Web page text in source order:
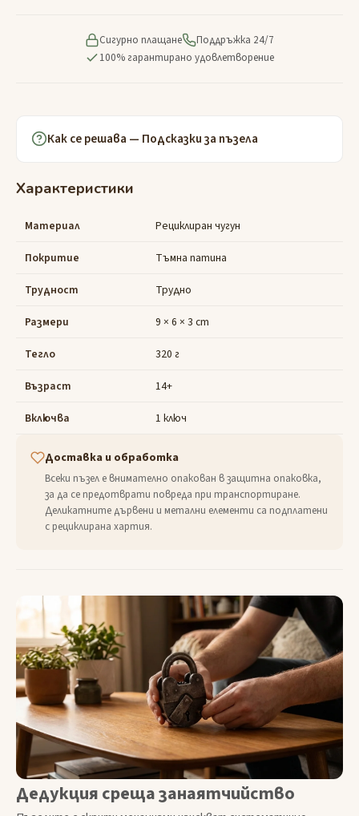
Сигурно плащане
Поддръжка 24/7
100% гарантирано удовлетворение
Как се решава — Подсказки за пъзела
Характеристики
Материал Рециклиран чугун
Покритие Тъмна патина
Трудност Трудно
Размери 9 × 6 × 3 cm
Тегло 320 г
Възраст 14+
Включва 1 ключ
Доставка и обработка
Всеки пъзел е внимателно опакован в защитна опаковка,
за да се предотврати повреда при транспортиране.
Деликатните дървени и метални елементи са подплатени
с рециклирана хартия.
Дедукция среща занаятчийство